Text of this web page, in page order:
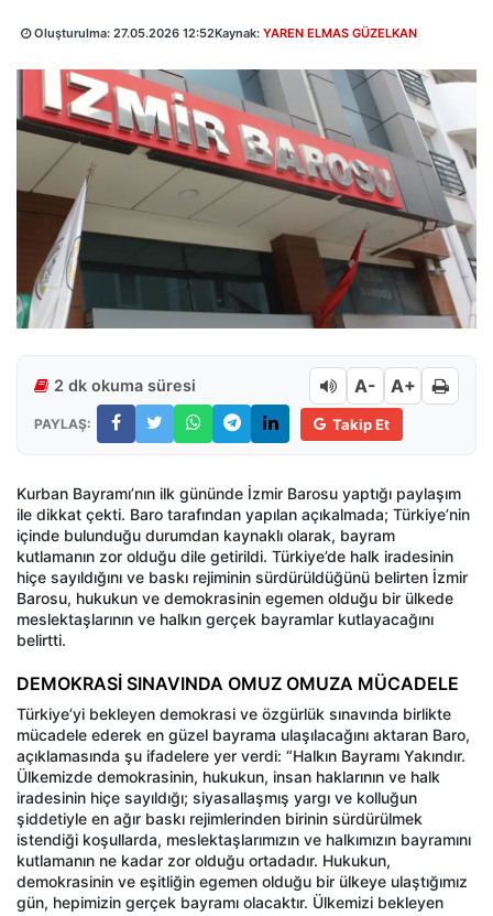
Oluşturulma: 27.05.2026 12:52Kaynak: YAREN ELMAS GÜZELKAN
2 dk okuma süresi A- A+
PAYLAŞ: Takip Et
Kurban Bayramı’nın ilk gününde İzmir Barosu yaptığı paylaşım
ile dikkat çekti. Baro tarafından yapılan açıkalmada; Türkiye’nin
içinde bulunduğu durumdan kaynaklı olarak, bayram
kutlamanın zor olduğu dile getirildi. Türkiye’de halk iradesinin
hiçe sayıldığını ve baskı rejiminin sürdürüldüğünü belirten İzmir
Barosu, hukukun ve demokrasinin egemen olduğu bir ülkede
meslektaşlarının ve halkın gerçek bayramlar kutlayacağını
belirtti.
DEMOKRASİ SINAVINDA OMUZ OMUZA MÜCADELE
Türkiye’yi bekleyen demokrasi ve özgürlük sınavında birlikte
mücadele ederek en güzel bayrama ulaşılacağını aktaran Baro,
açıklamasında şu ifadelere yer verdi: “Halkın Bayramı Yakındır.
Ülkemizde demokrasinin, hukukun, insan haklarının ve halk
iradesinin hiçe sayıldığı; siyasallaşmış yargı ve kolluğun
şiddetiyle en ağır baskı rejimlerinden birinin sürdürülmek
istendiği koşullarda, meslektaşlarımızın ve halkımızın bayramını
kutlamanın ne kadar zor olduğu ortadadır. Hukukun,
demokrasinin ve eşitliğin egemen olduğu bir ülkeye ulaştığımız
gün, hepimizin gerçek bayramı olacaktır. Ülkemizi bekleyen